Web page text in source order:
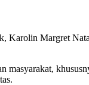
Karolin Margret
masyarakat,